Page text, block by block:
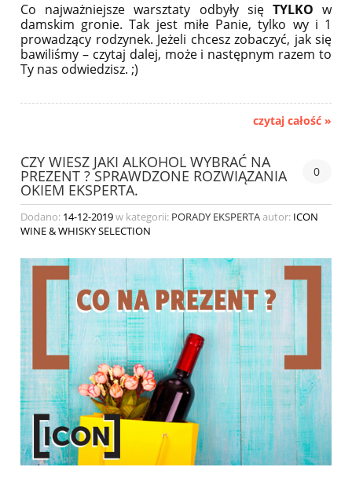
Co najważniejsze warsztaty odbyły się TYLKO w
damskim gronie. Tak jest miłe Panie, tylko wy i 1
prowadzący rodzynek. Jeżeli chcesz zobaczyć, jak się
bawiliśmy – czytaj dalej, może i następnym razem to
Ty nas odwiedzisz. ;)
czytaj całość »
CZY WIESZ JAKI ALKOHOL WYBRAĆ NA
PREZENT ? SPRAWDZONE ROZWIĄZANIA
OKIEM EKSPERTA.
0
Dodano: 14-12-2019w kategorii: PORADY EKSPERTAautor: ICON
WINE & WHISKY SELECTION